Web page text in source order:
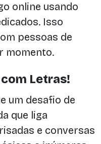
online usando
Isso
pessoas de
momento.
Letras!
um desafio de
que liga
e conversas